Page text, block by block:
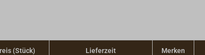
(Stück) Lieferzeit Merken